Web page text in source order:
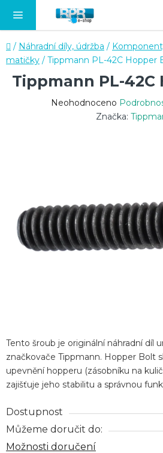
Domů
/ Náhradní díly, údržba /
matičky / Tippmann PL-42C Hopper
Tento šroub je originální náhradní díl
značkovače Tippmann. Hopper Bolt
upevnění hopperu (zásobníku na
zajišťuje jeho stabilitu a správnou
Dostupnost
Můžeme doručit do:
Možnosti doručení
Tippmann PL-42C
Průměrné
Neohodnoceno
Značka: